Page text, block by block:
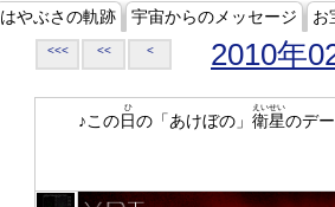
はやぶさの軌跡 宇宙からのメッセージ お
<<< << < 2010年
♪この日
ひ
の「あけぼの」 衛星
えいせい
のデ